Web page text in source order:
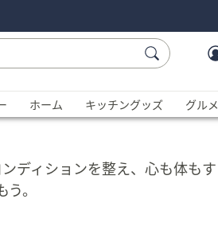
ホーム キッチングッズ グルメ
ディションを整え、心も体も
。